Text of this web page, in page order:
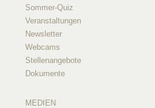
Sommer-Quiz
Veranstaltungen
Newsletter
Webcams
Stellenangebote
Dokumente
MEDIEN